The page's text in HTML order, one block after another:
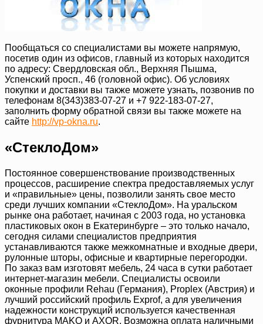
Пообщаться со специалистами вы можете напрямую,
посетив один из офисов, главный из которых находится
по адресу: Свердловская обл., Верхняя Пышма,
Успенский просп., 46 (головной офис). Об условиях
покупки и доставки вы также можете узнать, позвонив по
телефонам 8(343)383-07-27 и +7 922-183-07-27,
заполнить форму обратной связи вы также можете на
сайте http://vp-okna.ru.
«СтеклоДом»
Постоянное совершенствование производственных
процессов, расширение спектра предоставляемых услуг
и «правильные» цены, позволили занять свое место
среди лучших компании «СтеклоДом». На уральском
рынке она работает, начиная с 2003 года, но установка
пластиковых окон в Екатеринбурге – это только начало,
сегодня силами специалистов предприятия
устанавливаются также межкомнатные и входные двери,
рулонные шторы, офисные и квартирные перегородки.
По заказ вам изготовят мебель, 24 часа в сутки работает
интернет-магазин мебели. Специалисты освоили
оконные профили Rehau (Германия), Proplex (Австрия) и
лучший российский профиль Exprof, а для увеличения
надежности конструкций используется качественная
фурнитура MAKO и AXOR. Возможна оплата наличными